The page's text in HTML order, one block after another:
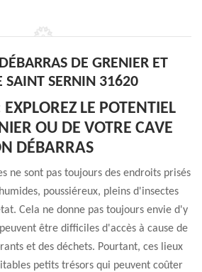
DE GRENIER ET
SAINT SERNIN 31620
LE POTENTIEL
OU DE VOTRE CAVE
DÉBARRAS
ne sont pas toujours des endroits prisés
poussiéreux, pleins d'insectes
Cela ne donne pas toujours envie d'y
être difficiles d'accès à cause de
et des déchets. Pourtant, ces lieux
petits trésors qui peuvent coûter